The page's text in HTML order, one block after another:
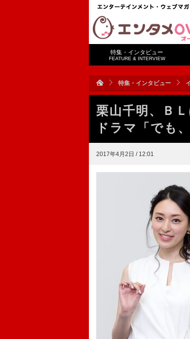
特集・インタビュー
FEATURE & INTERVIEW
特集・インタビュー
栗山千明、Ｂ
ドラマ「でも
2017年4月2日 / 12:01